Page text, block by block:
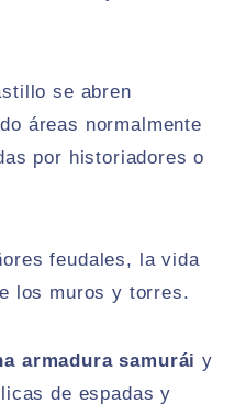
se abren
áreas normalmente
por historiadores o
feudales, la vida
los muros y torres.
armadura samurái y
de espadas y